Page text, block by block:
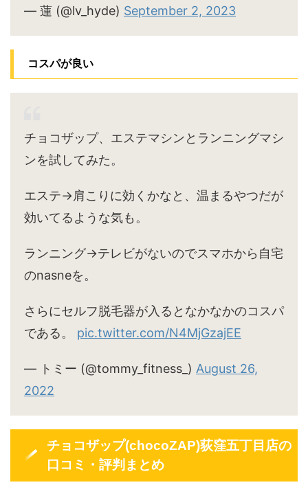
— 蓮 (@lv_hyde) September 2, 2023
コスパが良い
チョコザップ、エステマシンとランニングマシ
ンを試してみた。
エステ→肩こりに効くかなと、温まるやつだが
効いてるような気も。
ランニング→テレビがないのでスマホから自宅
のnasneを。
さらにセルフ脱毛器が入るとなかなかのコスパ
である。 pic.twitter.com/N4MjGzajEE
— トミー (@tommy_fitness_) August 26,
2022
チョコザップ(chocoZAP)荻窪五丁目店の
口コミ・評判まとめ